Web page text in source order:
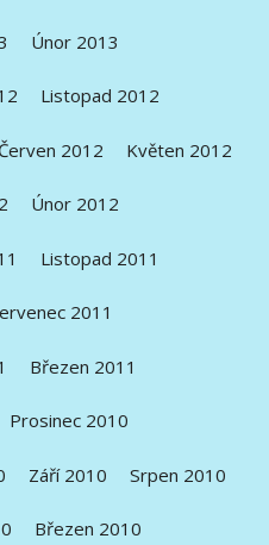
Únor 2013
Listopad 2012
Červen 2012 Květen 2012
Únor 2012
Listopad 2011
2011
Březen 2011
Prosinec 2010
Září 2010 Srpen 2010
Březen 2010